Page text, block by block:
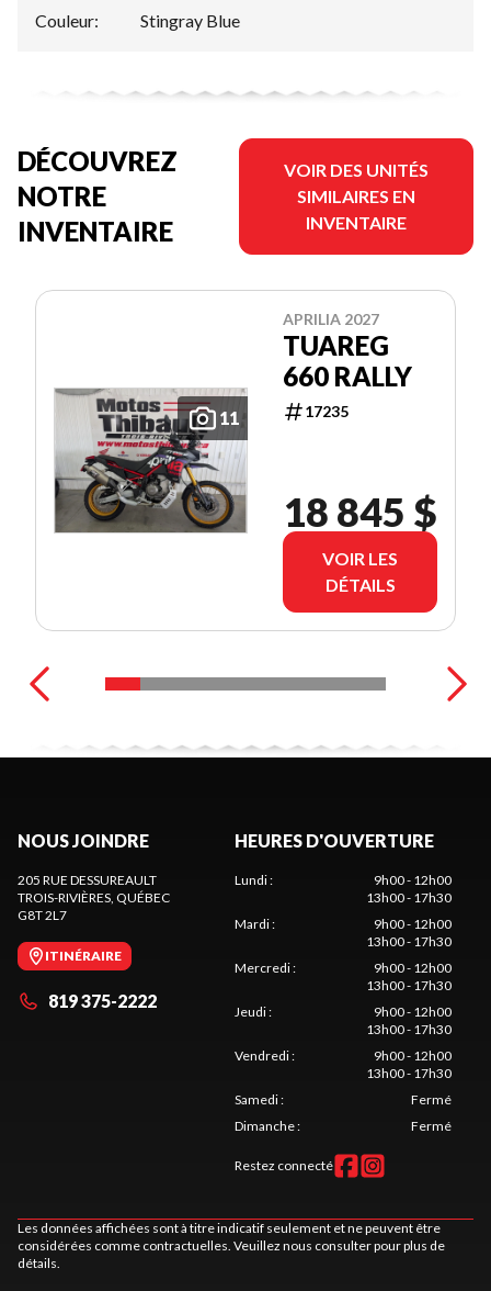
Couleur: Stingray Blue
DÉCOUVREZ
NOTRE
INVENTAIRE
VOIR DES UNITÉS
SIMILAIRES EN
INVENTAIRE
11
APRILIA 2027
TUAREG
660 RALLY
17235
18 845 $
VOIR LES
DÉTAILS
NOUS JOINDRE
205 RUE DESSUREAULT
TROIS-RIVIÈRES , QUÉBEC
G8T 2L7
ITINÉRAIRE
819 375-2222
HEURES D'OUVERTURE
Lundi:
9h00 - 12h00
13h00 - 17h30
Mardi:
9h00 - 12h00
13h00 - 17h30
Mercredi:
9h00 - 12h00
13h00 - 17h30
Jeudi:
9h00 - 12h00
13h00 - 17h30
Vendredi:
9h00 - 12h00
13h00 - 17h30
Samedi:
Fermé
Dimanche: Fermé
Restez connecté
Les données affichées sont à titre indicatif seulement et ne peuvent être
considérées comme contractuelles. Veuillez nous consulter pour plus de
détails.